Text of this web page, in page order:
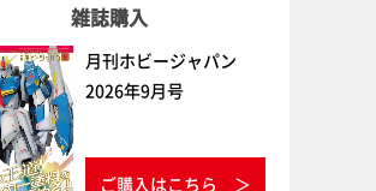
雑誌購入
月刊ホビージャパン
2026年9月号
ご購入はこちら